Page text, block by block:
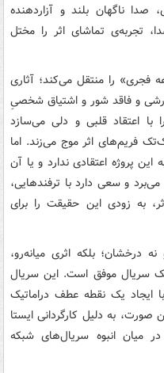
ناگهان بلند و آزاردهنده
تجربه‌ی تماشای اثر را مختل
را منتقل می‌کند؛ آثاری
و فاقد شور و اشتیاق شخصیِ
با اعتقاد قلبی و دلی می‌سازد
فریم‌های اثر موج می‌زند. اما
پروژه اعتقادی ندارد و یا آن
و سعی دارد با ترفندهایی،
به زودی این حقیقت را برای
بلکه اثری میانه‌رو،
سریال موفق است. این سریال
تا با ایجاد یک نقطه عطف دراماتیک
به دلیل کارگردانی ایستا
میان انبوه سریال‌های شبکه